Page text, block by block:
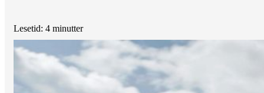
Lesetid: 4 minutter